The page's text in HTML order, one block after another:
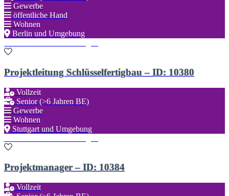
Gewerbe
öffentliche Hand
Wohnen
Berlin und Umgebung
Projektleitung Schlüsselfertigbau – ID: 10380
Vollzeit
Senior (>6 Jahren BE)
Gewerbe
Wohnen
Stuttgart und Umgebung
Projektmanager – ID: 10384
Vollzeit